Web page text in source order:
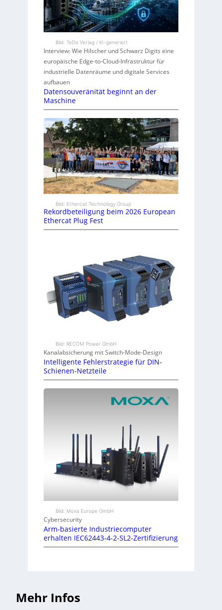
Bild: TeDo Verlag / KI-generiert
Interview: Wie Hilscher und Schwarz Digits eine
europäische Edge-to-Cloud-Infrastruktur für
industrielle Datenräume und digitale Services
aufbauen
Datensouveränität beginnt an der
Maschine
Bild: Ethercat Technology Group
Rekordbeteiligung beim 2026 European
Ethercat Plug Fest
Bild: RECOM Power GmbH
Kanalabsicherung mit Switch-Mode-Design
Intelligente Fehlerstrategie für DIN-
Schienen-Netzteile
Bild: Moxa Europe GmbH
Cybersecurity
Arm-basierte Industriecomputer
erhalten IEC62443-4-2-SL2-Zertifizierung
Mehr Infos